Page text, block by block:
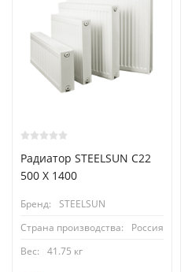
Радиатор STEELSUN С22
500 X 1400
Бренд:
STEELSUN
Страна производства:
Россия
Вес:
41.75 кг